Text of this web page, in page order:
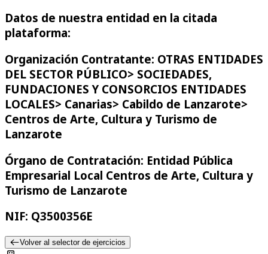
Datos de nuestra entidad en la citada
plataforma:
Organización Contratante: OTRAS ENTIDADES
DEL SECTOR PÚBLICO> SOCIEDADES,
FUNDACIONES Y CONSORCIOS ENTIDADES
LOCALES> Canarias> Cabildo de Lanzarote>
Centros de Arte, Cultura y Turismo de
Lanzarote
Órgano de Contratación: Entidad Pública
Empresarial Local Centros de Arte, Cultura y
Turismo de Lanzarote
NIF: Q3500356E
Volver al selector de ejercicios